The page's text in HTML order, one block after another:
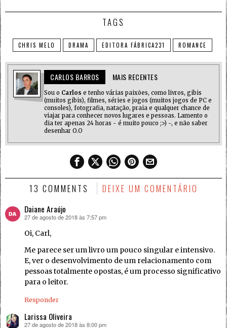
TAGS
CHRIS MELO DRAMA EDITORA FÁBRICA231 ROMANCE
CARLOS BARROS MAIS RECENTES
Sou o Carlos e tenho várias paixões, como livros, gibis
(muitos gibis), filmes, séries e jogos (muitos jogos de PC e
consoles), fotografia, natação, praia e qualquer chance de
viajar para conhecer novos lugares e pessoas. Lamento o
dia ter apenas 24 horas - é muito pouco ;>) -, e não saber
desenhar O.O
13 COMMENTS DEIXE UM COMENTÁRIO
Daiane Araújo
disse:
27 de agosto de 2018 às 7:57 pm
Oi, Carl,
Me parece ser um livro um pouco singular e intensivo.
E, ver o desenvolvimento de um relacionamento com
pessoas totalmente opostas, é um processo significativo
para o leitor.
Responder
Larissa Oliveira
disse:
27 de agosto de 2018 às 8:00 pm